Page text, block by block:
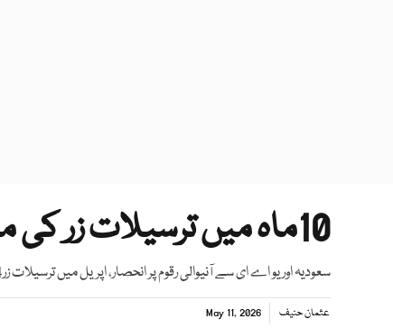
10ماہ میں ترسیلات زر کی مد میں 34 ارب ڈالر موصول
سعودیہ اور یو اے ای سے آنیوالی رقوم پر انحصار، اپریل میں ترسیلات زر3.54 ارب ڈالر رہیں
عثمان حنیف May 11, 2026